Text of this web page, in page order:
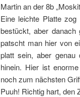
Martin an der 8b
Eine leichte Platte
bestückt, aber danach
patscht man hier von
platt sein, aber genau
hinein. Hier ist
noch zum nächsten
Puuh! Richtig hart, den